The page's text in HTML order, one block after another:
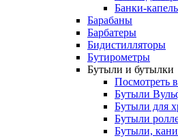
Банки-
Барабаны
Барбатеры
Бидистилляторы
Бутирометры
Бутыли и бутылки
Посмотреть
Бутыли
Бутыли для
Бутыли
Бутыли,